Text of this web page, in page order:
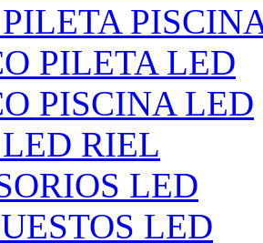
PILETA LED
PISCINA LED
RIEL
LED
LED